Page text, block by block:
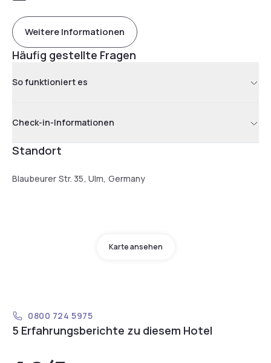
Weitere Informationen
Häufig gestellte Fragen
So funktioniert es
Check-in-Informationen
Standort
Blaubeurer Str. 35, Ulm, Germany
Karte ansehen
0800 724 5975
5 Erfahrungsberichte zu diesem Hotel